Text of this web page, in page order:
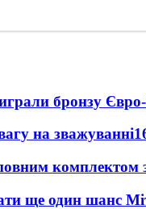
бронзу
на зважуванні
комплектом
ще один шанс